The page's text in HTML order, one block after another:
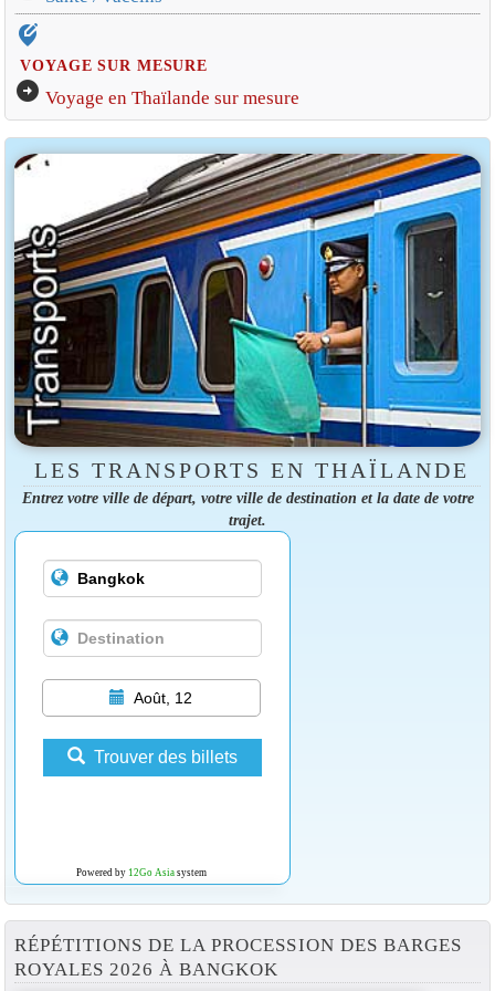
edit_location_alt
VOYAGE SUR MESURE
arrow_circle_right Voyage en Thaïlande sur mesure
LES TRANSPORTS EN THAÏLANDE
Entrez votre ville de départ, votre ville de destination et la date de votre
trajet.
Août, 12
Trouver des billets
Powered by 12Go Asiasystem
RÉPÉTITIONS DE LA PROCESSION DES BARGES
ROYALES 2026 À BANGKOK